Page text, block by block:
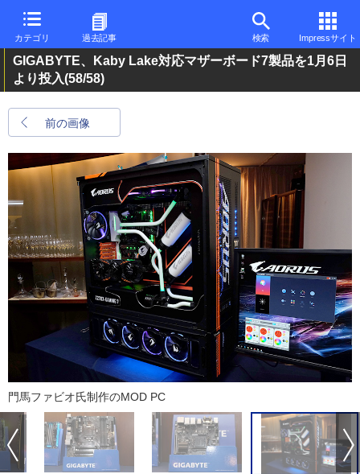
カテゴリ 過去記事 検索 Impressサイト
GIGABYTE、Kaby Lake対応マザーボード7製品を1月6日
より投入(58/58)
前の画像
門馬ファビオ氏制作のMOD PC